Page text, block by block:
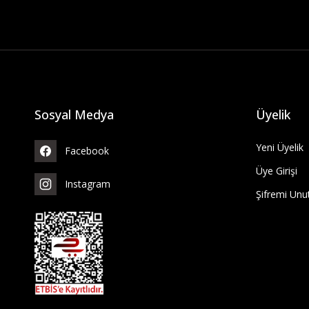
Sosyal Medya
Facebook
Instagram
Üyelik
Yeni Üyelik
Üye Girişi
Şifremi